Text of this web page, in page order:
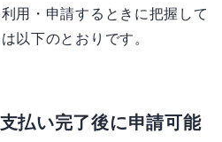
用・申請するときに把握して
以下のとおりです。
払い完了後に申請可能